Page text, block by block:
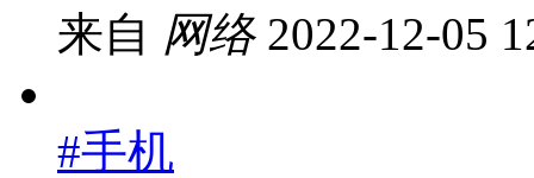
来自 网络 2022-12-05
#手机